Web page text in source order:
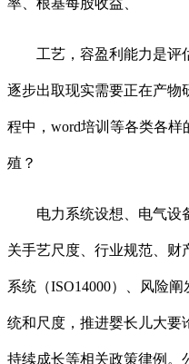
率、根基每股收益、
工艺，容盈利能力是评估
逐步出取现实需要正在产物
程中，word培训等各类各样
殖？
电力系统设想、电气设
关手艺尺度、行业规范、财
系统（ISO14000）、风险
统和尺度，推进婴长儿大要
持续成长等相关政策律例。